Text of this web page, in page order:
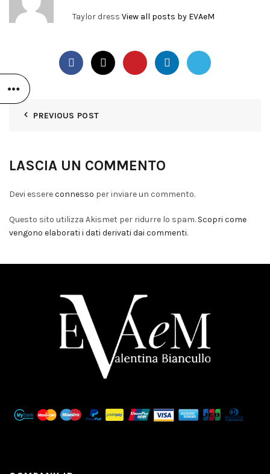
Taylor dress View all posts by EVAeM
PREVIOUS POST
LASCIA UN COMMENTO
Devi essereconnesso per inviare un commento.
Questo sito utilizza Akismet per ridurre lo spam. Scopri come
vengono elaborati i dati derivati dai commenti.